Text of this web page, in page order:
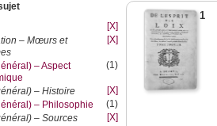
[X]
– Mœurs et
[X]
– Aspect
(1)
– Histoire
[X]
– Philosophie
(1)
– Sources
[X]
1